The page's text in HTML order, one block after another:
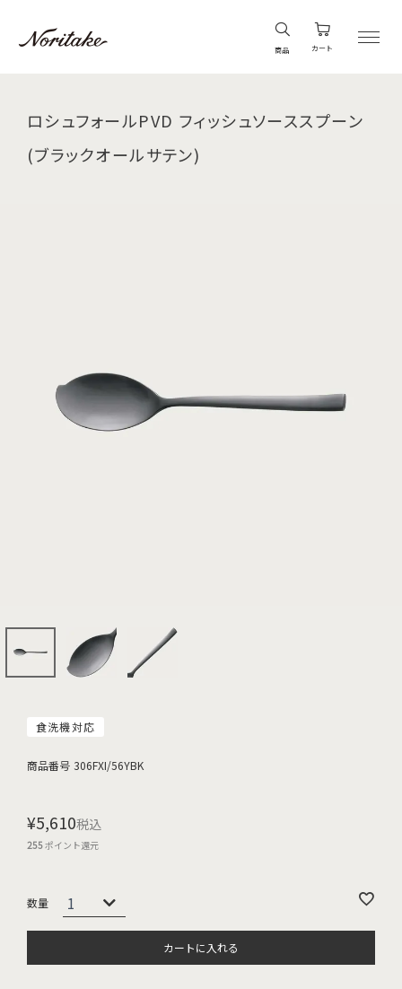
商品 カート
ロシュフォールPVD フィッシュソーススプーン
(ブラックオールサテン)
食洗機対応
商品番号 306FXI/56YBK
¥5,610税込
255ポイント還元
カートに入れる